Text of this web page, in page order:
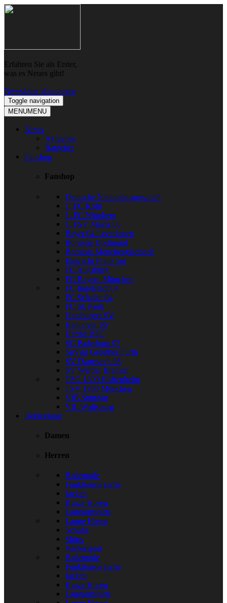
Skip
Skip
Erfahren Sie als Erster,
was es Neues gibt!
Newsletter abonnieren
Toggle navigation
MENUMENU
News
Aktuelles
Ratgeber
Fanshop
Fanshop
Deutsche Nationalmannschaft
1. FC Köln
1. FC Nürnberg
1. FSV Mainz 05
Bayer 04 Leverkusen
Borussia Dortmund
Borussia Mönchengladbach
Eintracht Frankfurt
FC Augsburg
FC Bayern München
FC Ingolstadt 04
FC Schalke 04
FC St. Pauli
Hamburger SV
Hannover 96
Hertha BSC
SC Paderborn 07
SpVgg Greuther Fürth
SV Darmstadt 98
SV Werder Bremen
TSG 1899 Hoffenheim
TSV 1860 München
VfB Stuttgart
VfL Wolfsburg
Bekleidung
Damen
Herren
Bademode
Funktionswäsche
Jacken
Kurze Hosen
Langarmshirts
Lange Hosen
Schuhe
Shirts
Wintersport
Bademode
Funktionswäsche
Jacken
Kurze Hosen
Langarmshirts